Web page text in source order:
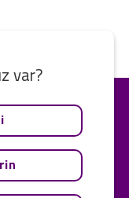
var?